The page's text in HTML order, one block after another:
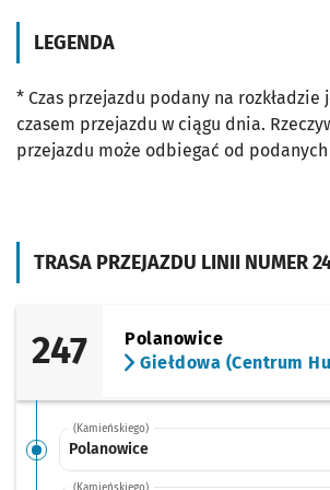
TRASA PRZEJAZDU LINII NUMER
247
Polanowice
Giełdowa (Centrum
(Kamieńskiego)
Polanowice
LEGENDA
* Czas przejazdu podany na rozkładzie
czasem przejazdu w ciągu dnia.
przejazdu może odbiegać od